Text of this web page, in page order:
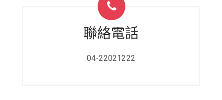
聯絡電話
04-22021222